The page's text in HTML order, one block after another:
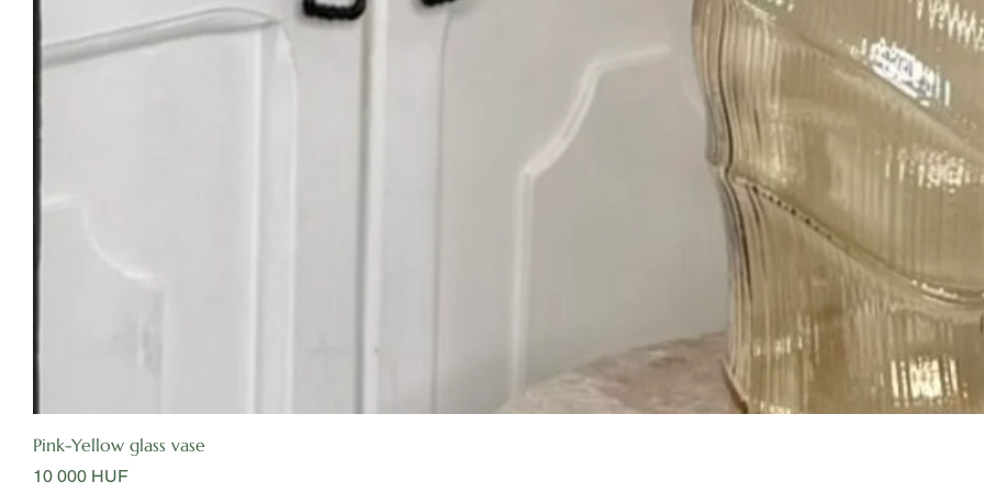
Pink-Yellow glass vase
Цена
10 000 HUF